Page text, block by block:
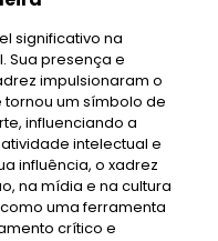
significativo na
Sua presença e
impulsionaram o
tornou um símbolo de
influenciando a
intelectual e
influência, o xadrez
na mídia e na cultura
uma ferramenta
crítico e